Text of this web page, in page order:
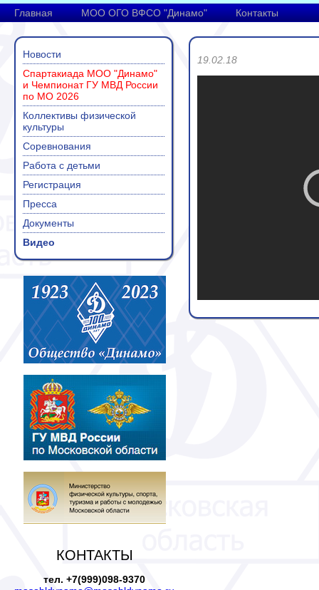
Главная МОО ОГО ВФСО "Динамо" Контакты
Новости
Спартакиада МОО "Динамо"
и Чемпионат ГУ МВД России
по МО 2026
Коллективы физической
культуры
Соревнования
Работа с детьми
Регистрация
Пресса
Документы
Видео
КОНТАКТЫ
тел. +7(999)098-9370
19.02.18